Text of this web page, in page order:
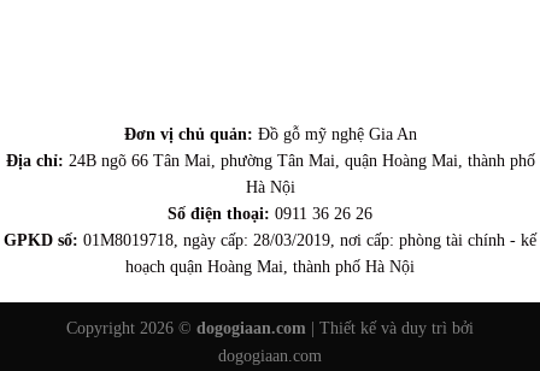
Đơn vị chủ quản: Đồ gỗ mỹ nghệ Gia An
Địa chỉ: 24B ngõ 66 Tân Mai, phường Tân Mai, quận Hoàng Mai, thành phố
Hà Nội
Số điện thoại: 0911 36 26 26
GPKD số: 01M8019718, ngày cấp: 28/03/2019, nơi cấp: phòng tài chính - kế
hoạch quận Hoàng Mai, thành phố Hà Nội
Copyright 2026 © dogogiaan.com | Thiết kế và duy trì bởi
dogogiaan.com